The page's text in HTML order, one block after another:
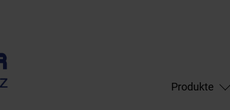
Produkte